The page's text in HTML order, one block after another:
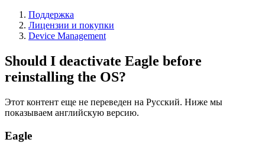
Поддержка
Лицензии и покупки
Device Management
Should I deactivate Eagle before
reinstalling the OS?
Этот контент еще не переведен на Русский. Ниже мы
показываем английскую версию.
Eagle